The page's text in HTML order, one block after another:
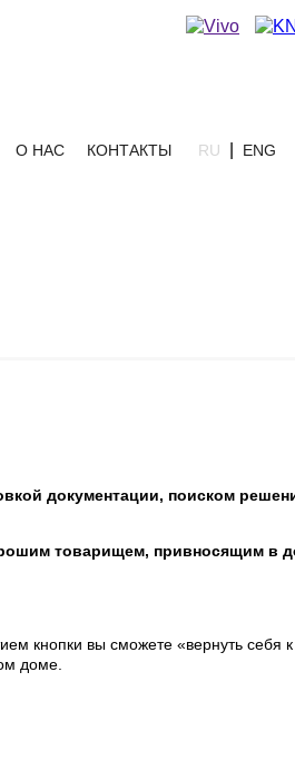
О НАС КОНТАКТЫ RU ENG
документации, поиском
товарищем, привносящим в
кнопки вы сможете «вернуть себя
доме.